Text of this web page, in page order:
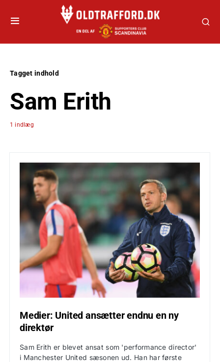
Tagget indhold
Sam Erith
1 indlæg
Medier: United ansætter endnu en ny
direktør
Sam Erith er blevet ansat som 'performance director'
i Manchester United sæsonen ud. Han har første